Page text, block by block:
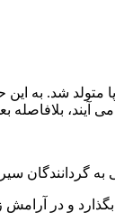
بلافاصله
ها پرداخت می
و در